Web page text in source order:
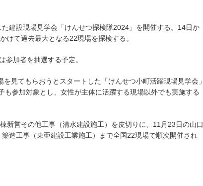
建設現場見学会「けんせつ探検隊2024」を開催する。14日か
けて過去最大となる22現場を探検する。
加者を抽選する予定。
見てもらおうとスタートした「けんせつ小町活躍現場見学会」
参加対象とし、女性が主体に活躍する現場以外でも実施する
営その他工事（清水建設施工）を皮切りに、11月23日の山口
造工事（東亜建設工業施工）まで全国22現場で順次開催され